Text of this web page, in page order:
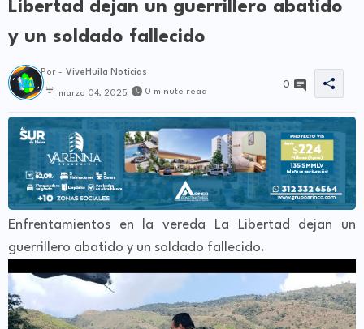
Libertad dejan un guerrillero abatido
y un soldado fallecido
Por - ViveHuila Noticias
marzo 04, 2025 0 minute read
0
Enfrentamientos en la vereda La Libertad dejan un
guerrillero abatido y un soldado fallecido.